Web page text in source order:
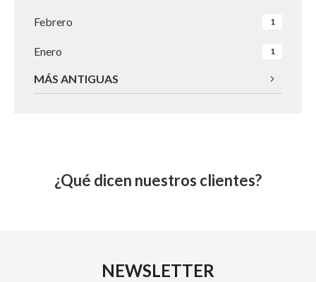
Febrero 1
Enero 1
MÁS ANTIGUAS
¿Qué dicen nuestros clientes?
NEWSLETTER